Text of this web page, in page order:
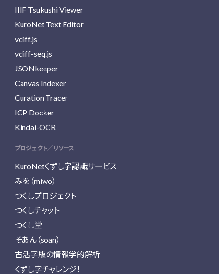
IIIF Tsukushi Viewer
KuroNet Text Editor
vdiff.js
vdiff-seq.js
JSONkeeper
Canvas Indexer
Curation Tracer
ICP Docker
Kindai-OCR
プロジェクト／リソース
KuroNetくずし字認識サービス
みを（miwo）
つくしプロジェクト
つくしチャット
つくし堂
そあん（soan）
古活字版の情報学的解析
くずし字チャレンジ！